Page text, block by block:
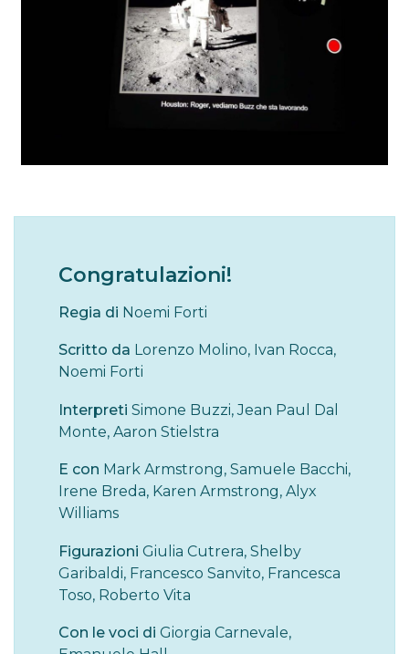
Congratulazioni!
Regia di Noemi Forti
Scritto da Lorenzo Molino, Ivan Rocca,
Noemi Forti
Interpreti Simone Buzzi, Jean Paul Dal
Monte, Aaron Stielstra
E con Mark Armstrong, Samuele Bacchi,
Irene Breda, Karen Armstrong, Alyx
Williams
Figurazioni Giulia Cutrera, Shelby
Garibaldi, Francesco Sanvito, Francesca
Toso, Roberto Vita
Con le voci di Giorgia Carnevale,